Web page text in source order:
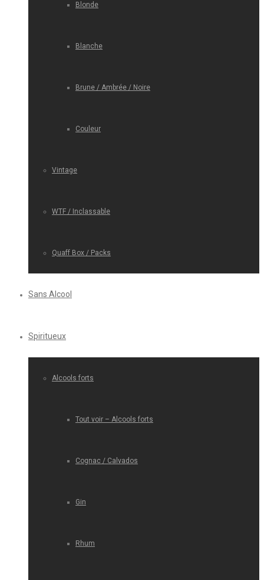
Blonde
Blanche
Brune / Ambrée / Noire
Couleur
Vintage
WTF / Inclassable
Quaff Box / Packs
Sans Alcool
Spiritueux
Alcools forts
Tout voir – Alcools forts
Cognac / Calvados
Gin
Rhum